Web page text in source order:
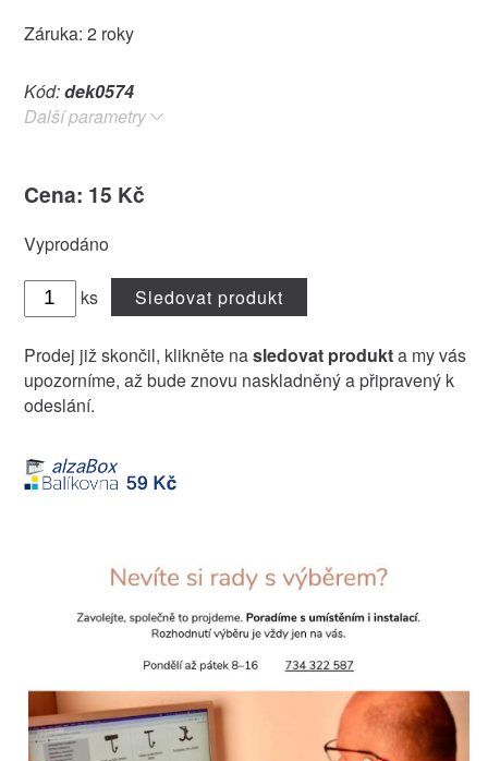
Záruka: 2 roky
Kód:dek0574
Další parametry
Cena: 15 Kč
Vyprodáno
ks Sledovat produkt
Prodej již skončil, klikněte nasledovat produkta my vás
upozorníme, až bude znovu naskladněný a připravený k
odeslání.